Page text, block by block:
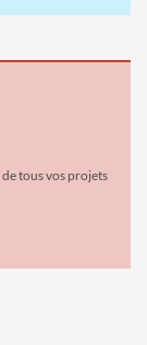
tous vos projets